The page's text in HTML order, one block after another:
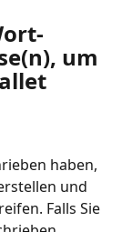
um
haben,
und
Falls Sie